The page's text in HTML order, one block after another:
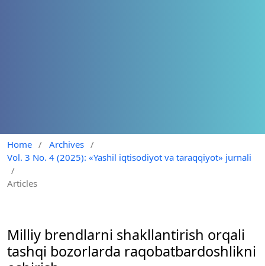
Home / Archives /
Vol. 3 No. 4 (2025): «Yashil iqtisodiyot va taraqqiyot» jurnali
/
Articles
Milliy brendlarni shakllantirish orqali
tashqi bozorlarda raqobatbardoshlikni